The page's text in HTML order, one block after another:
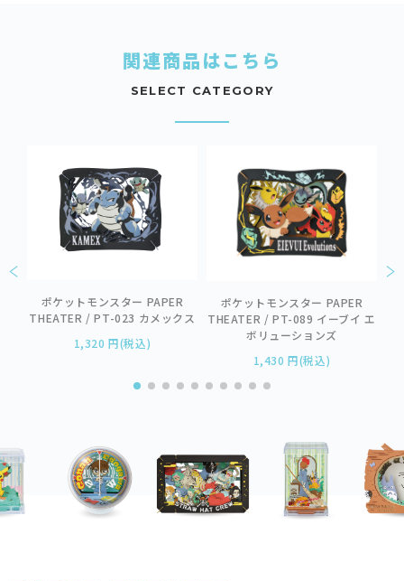
関連商品はこちら
SELECT CATEGORY
ポケットモンスター PAPER
THEATER / PT-023 カメックス
1,320 円(税込)
ポケットモンスター PAPER
THEATER / PT-089 イーブイ エ
ボリューションズ
1,430 円(税込)